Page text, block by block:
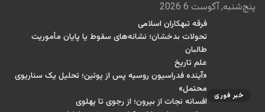
پنج‌شنبه, آگوست 6 2026
خبر فوری
فرقه تبهکاران اسلامی
تحولات بدخشان؛ نشانه‌های سقوط یا پایان مأموریت
طالبان
علم تاریخ
«آینده فدراسیون روسیه پس از پوتین؛ تحلیل یک سناریوی
محتمل»
افسانه نجات از بیرون؛ از رجوی تا پهلوی